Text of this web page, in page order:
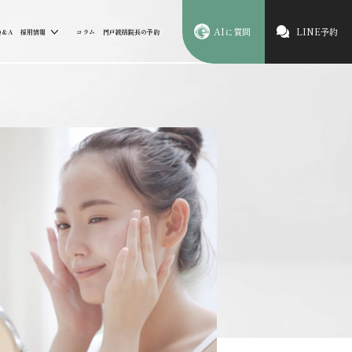
採用情報 コラム 円戸統括院長の予約 AIに質問 LINE予約